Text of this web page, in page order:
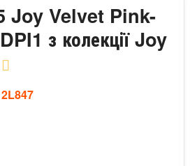
Joy Velvet Pink-
з колекції Joy
2L847